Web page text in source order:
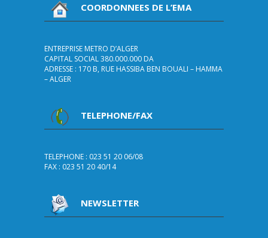
COORDONNEES DE L’EMA
ENTREPRISE METRO D’ALGER
CAPITAL SOCIAL 380.000.000 DA
ADRESSE : 170 B, RUE HASSIBA BEN BOUALI – HAMMA
– ALGER
TELEPHONE/FAX
TELEPHONE : 023 51 20 06/08
FAX : 023 51 20 40/14
NEWSLETTER